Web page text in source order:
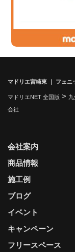
マドリエ宮崎東 ｜ フェニ
マドリエNET 全国版 > 九
会社
会社案内
商品情報
施工例
ブログ
イベント
キャンペーン
フリースペース